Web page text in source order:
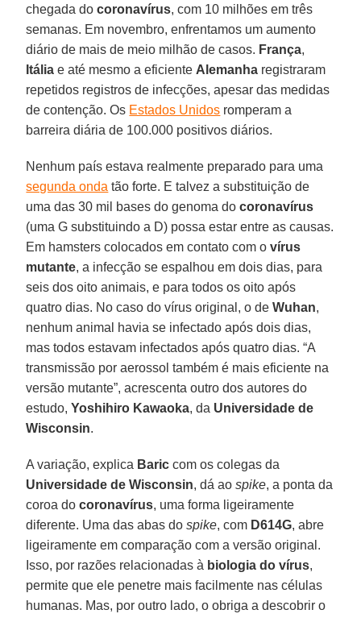
chegada docoronavírus, com 10 milhões em três
semanas. Em novembro, enfrentamos um aumento
diário de mais de meio milhão de casos. França,
Itália e até mesmo a eficiente Alemanha registraram
repetidos registros de infecções, apesar das medidas
de contenção. Os Estados Unidos romperam a
barreira diária de 100.000 positivos diários.
Nenhum país estava realmente preparado para uma
segunda onda tão forte. E talvez a substituição de
uma das 30 mil bases do genoma docoronavírus
(uma G substituindo a D) possa estar entre as causas.
Em hamsters colocados em contato com ovírus
mutante, a infecção se espalhou em dois dias, para
seis dos oito animais, e para todos os oito após
quatro dias. No caso do vírus original, o deWuhan,
nenhum animal havia se infectado após dois dias,
mas todos estavam infectados após quatro dias. “A
transmissão por aerossol também é mais eficiente na
versão mutante”, acrescenta outro dos autores do
estudo,Yoshihiro Kawaoka, da Universidade de
Wisconsin.
A variação, explica Baric com os colegas da
Universidade de Wisconsin, dá aospike, a ponta da
coroa docoronavírus, uma forma ligeiramente
diferente. Uma das abas dospike, com D614G, abre
ligeiramente em comparação com a versão original.
Isso, por razões relacionadas à biologia do vírus,
permite que ele penetre mais facilmente nas células
humanas. Mas, por outro lado, o obriga a descobrir o